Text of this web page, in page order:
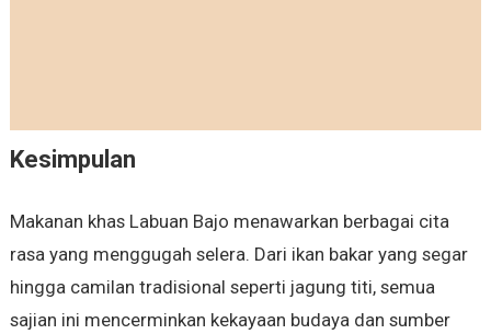
Kesimpulan
Makanan khas Labuan Bajo menawarkan berbagai cita
rasa yang menggugah selera. Dari ikan bakar yang segar
hingga camilan tradisional seperti jagung titi, semua
sajian ini mencerminkan kekayaan budaya dan sumber